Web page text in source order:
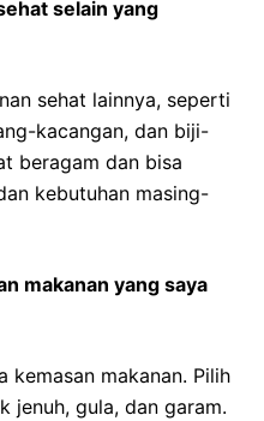
selain yang
sehat lainnya, seperti
kacangan, dan biji-
beragam dan bisa
kebutuhan masing-
makanan yang saya
kemasan makanan. Pilih
jenuh, gula, dan garam.